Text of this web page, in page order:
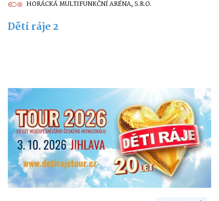
HORÁCKÁ MULTIFUNKČNÍ ARÉNA, S.R.O.
Děti ráje 2